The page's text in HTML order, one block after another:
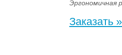
Эргономичная
Заказать »